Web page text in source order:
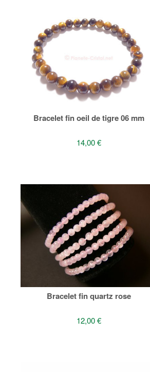
Bracelet fin oeil de tigre 06 mm
14,00 €
Bracelet fin quartz rose
12,00 €